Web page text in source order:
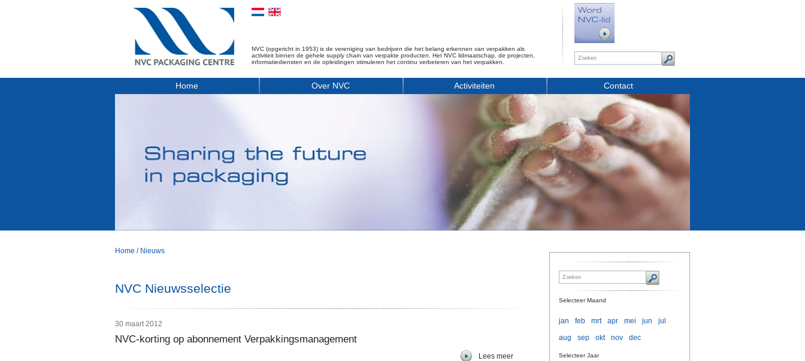
NVC (opgericht in 1953) is de vereniging van bedrijven die het belang erkennen van verpakken als
activiteit binnen de gehele supply chain van verpakte producten. Het NVC lidmaatschap, de projecten,
informatiediensten en de opleidingen stimuleren het continu verbeteren van het verpakken.
Home Over NVC Activiteiten Contact
Home / Nieuws
NVC Nieuwsselectie
30 maart 2012
NVC-korting op abonnement Verpakkingsmanagement
Lees meer
Selecteer Maand
jan feb mrt apr mei jun
jul
aug
sep okt nov dec
Selecteer Jaar